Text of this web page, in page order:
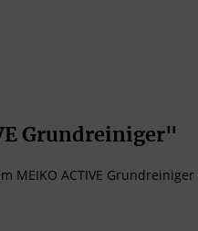
Grundreiniger"
MEIKO ACTIVE